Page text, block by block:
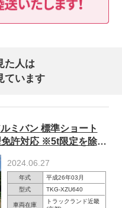
た人は
ています
ミバン 標準ショート
免許対応 ※5t限定を除
2024.06.27
年式
平成26年03月
型式
TKG-XZU640
車両在庫
トラックランド近畿